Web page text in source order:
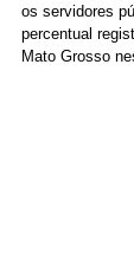
os servidores
percentual
Mato Grosso